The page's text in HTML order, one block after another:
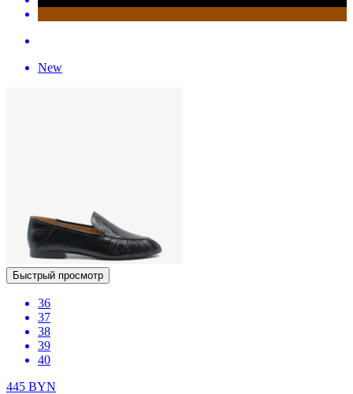
New
Быстрый просмотр
36
37
38
39
40
445 BYN